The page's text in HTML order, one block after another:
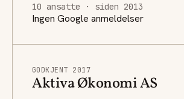
10 ansatte · siden 2013
Ingen Google anmeldelser
GODKJENT 2017
Aktiva Økonomi AS